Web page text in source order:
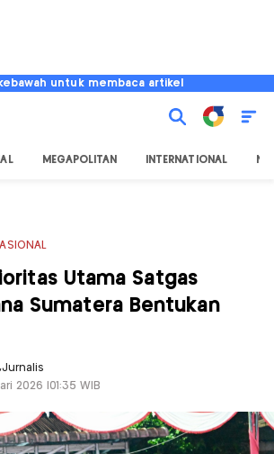
untuk membaca artikel
MEGAPOLITAN INTERNATIONAL
Utama Satgas
Sumatera Bentukan
,Jurnalis
2026 |01:35 WIB